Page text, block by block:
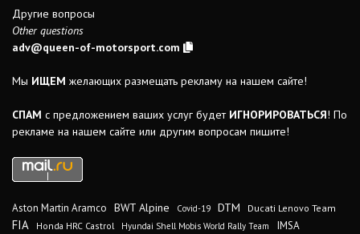
Другие вопросы
Other questions
adv@queen-of-motorsport.com
Мы ИЩЕМ желающих размещать рекламу на нашем сайте!
СПАМ с предложением ваших услуг будет ИГНОРИРОВАТЬСЯ! По
рекламе на нашем сайте или другим вопросам пишите!
Aston Martin Aramco BWT Alpine Covid-19 DTM Ducati Lenovo Team
FIA Honda HRC Castrol Hyundai Shell Mobis World Rally Team IMSA